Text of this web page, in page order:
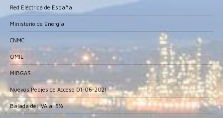
Red Eléctrica de España
Ministerio de Energía
CNMC
OMIE
MIBGAS
Nuevos Peajes de Acceso 01-06-2021
Bajada del IVA al 5%